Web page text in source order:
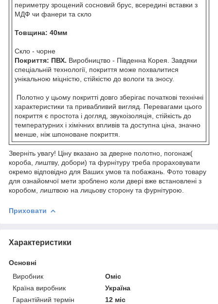
периметру зрощений сосновий брус, всередині вставки з
МДФ чи фанери та скло
Товщина: 40мм
Скло - чорне
Покриття: ПВХ. Виробництво - Південна Корея. Завдяки
спеціальній технології, покриття може похвалитися
унікальною міцністю, стійкістю до вологи та зносу.
Полотно у цьому покритті довго зберігає початкові технічні
характеристики та привабливий вигляд. Перевагами цього
покриття є простота і догляд, звукоізоляція, стійкість до
температурних і хімічних впливів та доступна ціна, значно
менше, ніж шпоноване покриття.
Зверніть увагу! Ціну вказано за дверне полотно, погонаж(
короба, лиштву, добори) та фурнітуру треба прораховувати
окремо відповідно для Ваших умов та побажань. Фото товару
для ознайомчої мети зроблено коли двері вже встановлені з
коробом, лиштвою на лицьову сторону та фурнітурою.
Приховати
Характеристики
Основні
Виробник
Оміс
Країна виробник
Україна
Гарантійний термін
12 міс